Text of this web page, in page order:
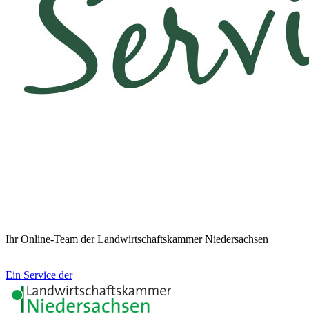
Ihr Online-Team der Landwirtschaftskammer Niedersachsen
Ein Service der